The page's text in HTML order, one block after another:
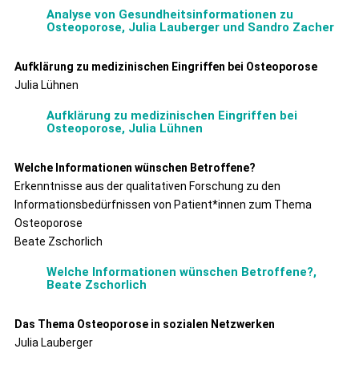
Analyse von Gesundheitsinformationen zu
Osteoporose, Julia Lauberger und Sandro Zacher
Aufklärung zu medizinischen Eingriffen bei Osteoporose
Julia Lühnen
Aufklärung zu medizinischen Eingriffen bei
Osteoporose, Julia Lühnen
Welche Informationen wünschen Betroffene?
Erkenntnisse aus der qualitativen Forschung zu den
Informationsbedürfnissen von Patient*innen zum Thema
Osteoporose
Beate Zschorlich
Welche Informationen wünschen Betroffene?,
Beate Zschorlich
Das Thema Osteoporose in sozialen Netzwerken
Julia Lauberger